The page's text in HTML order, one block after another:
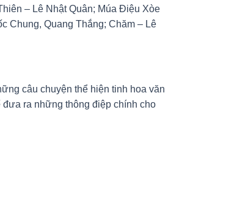
– Lê Nhật Quân; Múa Điệu Xòe
Chung, Quang Thắng; Chăm – Lê
câu chuyện thể hiện tinh hoa văn
ra những thông điệp chính cho